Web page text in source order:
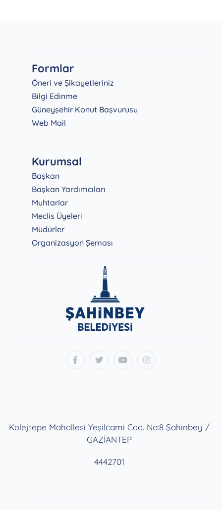
Formlar
Öneri ve Şikayetleriniz
Bilgi Edinme
Güneyşehir Konut Başvurusu
Web Mail
Kurumsal
Başkan
Başkan Yardımcıları
Muhtarlar
Meclis Üyeleri
Müdürler
Organizasyon Şeması
Kolejtepe Mahallesi Yeşilcami Cad. No:8 Şahinbey /
GAZİANTEP
4442701